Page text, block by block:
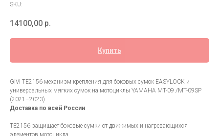
SKU:
14100,00 р.
Купить
GIVI TE2156 механизм крепления для боковых сумок EASYLOCK и
универсальных мягких сумок на мотоциклы YAMAHA MT-09 /MT-09SP
(2021–2023)
Доставка по всей России
TE2156 защищает боковые сумки от движимых и нагревающихся